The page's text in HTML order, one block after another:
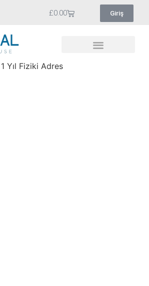
£0.00 Giriş
Yıl Fiziki Adres